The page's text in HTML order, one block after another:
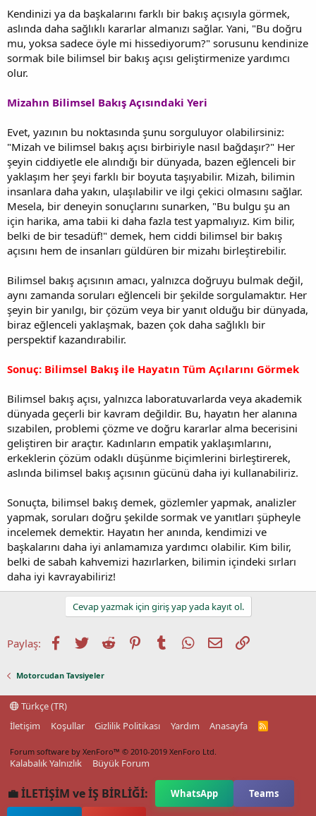
Kendinizi ya da başkalarını farklı bir bakış açısıyla görmek,
aslında daha sağlıklı kararlar almanızı sağlar. Yani, "Bu doğru
mu, yoksa sadece öyle mi hissediyorum?" sorusunu kendinize
sormak bile bilimsel bir bakış açısı geliştirmenize yardımcı
olur.
Mizahın Bilimsel Bakış Açısındaki Yeri
Evet, yazının bu noktasında şunu sorguluyor olabilirsiniz:
"Mizah ve bilimsel bakış açısı birbiriyle nasıl bağdaşır?" Her
şeyin ciddiyetle ele alındığı bir dünyada, bazen eğlenceli bir
yaklaşım her şeyi farklı bir boyuta taşıyabilir. Mizah, bilimin
insanlara daha yakın, ulaşılabilir ve ilgi çekici olmasını sağlar.
Mesela, bir deneyin sonuçlarını sunarken, "Bu bulgu şu an
için harika, ama tabii ki daha fazla test yapmalıyız. Kim bilir,
belki de bir tesadüf!" demek, hem ciddi bilimsel bir bakış
açısını hem de insanları güldüren bir mizahı birleştirebilir.
Bilimsel bakış açısının amacı, yalnızca doğruyu bulmak değil,
aynı zamanda soruları eğlenceli bir şekilde sorgulamaktır. Her
şeyin bir yanılgı, bir çözüm veya bir yanıt olduğu bir dünyada,
biraz eğlenceli yaklaşmak, bazen çok daha sağlıklı bir
perspektif kazandırabilir.
Sonuç: Bilimsel Bakış ile Hayatın Tüm Açılarını Görmek
Bilimsel bakış açısı, yalnızca laboratuvarlarda veya akademik
dünyada geçerli bir kavram değildir. Bu, hayatın her alanına
sızabilen, problemi çözme ve doğru kararlar alma becerisini
geliştiren bir araçtır. Kadınların empatik yaklaşımlarını,
erkeklerin çözüm odaklı düşünme biçimlerini birleştirerek,
aslında bilimsel bakış açısının gücünü daha iyi kullanabiliriz.
Sonuçta, bilimsel bakış demek, gözlemler yapmak, analizler
yapmak, soruları doğru şekilde sormak ve yanıtları şüpheyle
incelemek demektir. Hayatın her anında, kendimizi ve
başkalarını daha iyi anlamamıza yardımcı olabilir. Kim bilir,
belki de sabah kahvemizi hazırlarken, bilimin içindeki sırları
daha iyi kavrayabiliriz!
Cevap yazmak için giriş yap yada kayıt ol.
Paylaş: Facebook
TwitterReddit PinterestTumblrWhatsApp
E-postaLink
Motorcudan Tavsiyeler
Türkçe (TR)
İletişim
Koşullar Gizlilik Politikası Yardım Anasayfa
R
Forum software by XenForo™ © 2010-2019 XenForo Ltd.
Kalabalık Yalnızlık Büyük Forum
💼 İLETİŞİM ve İŞ BİRLİĞİ: WhatsApp Teams